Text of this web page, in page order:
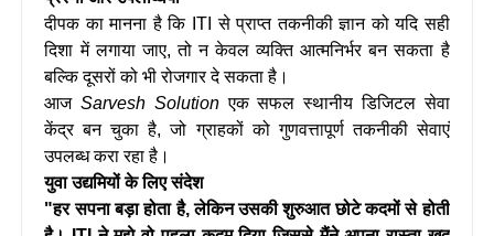
दीपक का मानना है कि ITI से प्राप्त तकनीकी ज्ञान को यदि सही
दिशा में लगाया जाए, तो न केवल व्यक्ति आत्मनिर्भर बन सकता है
बल्कि दूसरों को भी रोजगार दे सकता है।
आजSarvesh Solutionएक सफल स्थानीय डिजिटल सेवा
केंद्र बन चुका है, जो ग्राहकों को गुणवत्तापूर्ण तकनीकी सेवाएं
उपलब्ध करा रहा है।
युवा उद्यमियों के लिए संदेश
"हर सपना बड़ा होता है, लेकिन उसकी शुरुआत छोटे कदमों से होती